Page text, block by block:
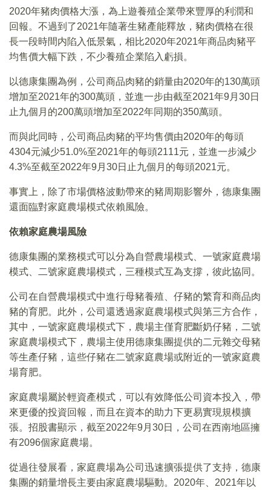
2020年豬肉價格大漲，為上遊養殖企業帶來豐厚的利潤和
回報。不過到了2021年隨著生豬產能釋放，豬肉價格在很
長一段時間内陷入低景氣，相比2020年2021年商品肉豬平
均售價大幅下跌，不少養殖企業陷入虧損。
以德康集團為例，公司商品肉豬的銷量由2020年的130萬頭
增加至2021年的300萬頭，並進一步由截至2021年9月30日
止九個月的200萬頭增加至2022年同期的350萬頭。
而與此同時，公司商品肉豬的平均售價由2020年的每頭
4304元減少51.0%至2021年的每頭2111元，並進一步減少
4.3%至截至2022年9月30日止九個月的每頭2021元。
事實上，除了市場價格波動帶來的豬周期影響外，德康集團
還面臨對家庭農場模式依賴風險。
依賴家庭農場風險
德康集團的業務模式可以分為自營農場模式、一號家庭農場
模式、二號家庭農場模式，三種模式互為支撐，彼此協同。
公司在自營農場模式中進行母豬養殖、仔豬的繁育和商品肉
豬的育肥。此外，公司還透過家庭農場模式與第三方合作，
其中，一號家庭農場模式下，農場主僅育肥斷奶仔豬，二號
家庭農場模式下，農場主使用德康集團提供的二元雜交母豬
等生產仔豬，這些仔豬在二號家庭農場或附近的一號家庭農
場育肥。
家庭農場屬於輕資產模式，可以有效降低公司資本投入，帶
來更優的投資回報，而且在資本的助力下更易實現規模擴
張。招股書顯示，截至2022年9月30日，公司在西南地區擁
有2096個家庭農場。
從過往發展看，家庭農場為公司迅速擴張提供了支持，德康
集團的銷量增長主要由家庭農場驅動。2020年、2021年以